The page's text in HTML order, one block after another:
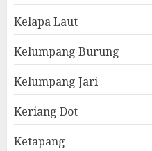
Kelapa Laut
Kelumpang Burung
Kelumpang Jari
Keriang Dot
Ketapang